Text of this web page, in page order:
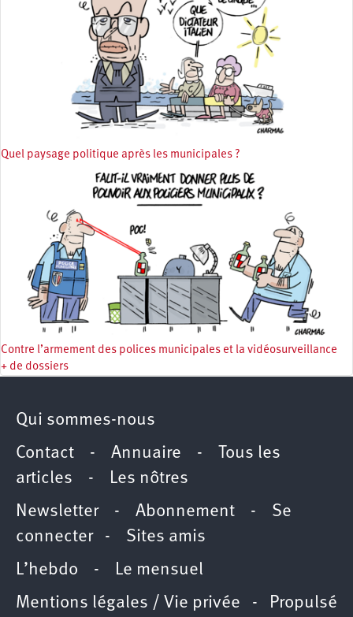
Quel paysage politique après les municipales ?
Contre l’armement des polices municipales et la vidéosurveillance
+ de dossiers
Qui sommes-nous
Contact - Annuaire -
Tous les
articles - Les nôtres
Newsletter- Abonnement - Se
connecter- Sites amis
L’hebdo - Le mensuel
Mentions légales / Vie privée - Propulsé